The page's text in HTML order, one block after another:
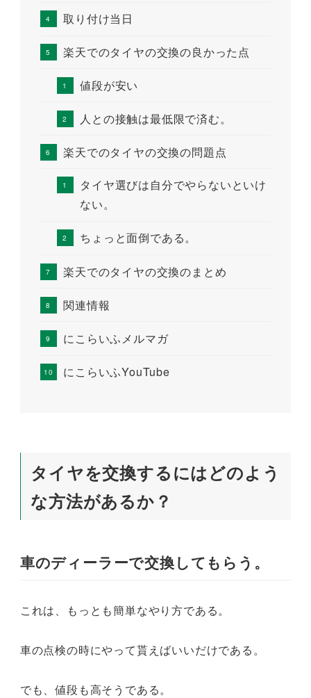
取り付け当日
楽天でのタイヤの交換の良かった点
値段が安い
人との接触は最低限で済む。
楽天でのタイヤの交換の問題点
タイヤ選びは自分でやらないといけ
ない。
ちょっと面倒である。
楽天でのタイヤの交換のまとめ
関連情報
にこらいふメルマガ
にこらいふYouTube
タイヤを交換するにはどのよう
な方法があるか？
車のディーラーで交換してもらう。
これは、もっとも簡単なやり方である。
車の点検の時にやって貰えばいいだけである。
でも、値段も高そうである。